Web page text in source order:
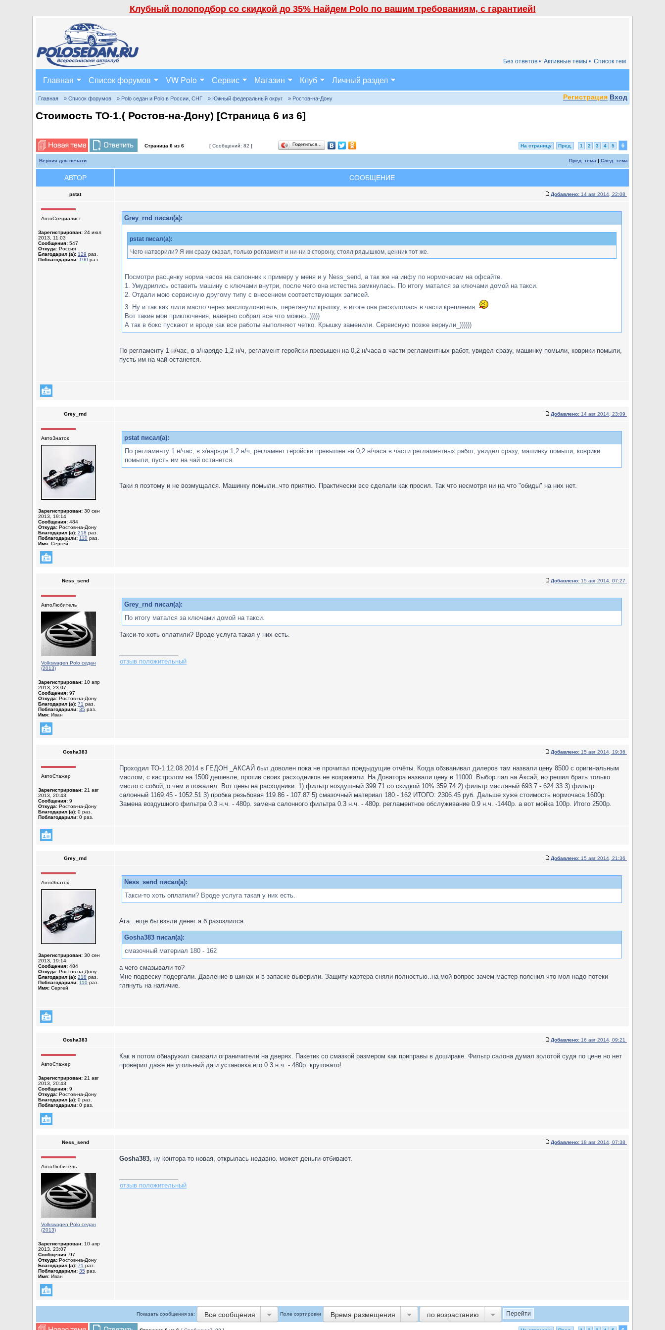
Клубный полоподбор со скидкой до 35% Найдем Polo по вашим требованиям, с гарантией!
Список тем
Активные темы •
Без ответов •
Главная Список форумов VW Polo Сервис Магазин Клуб Личный раздел
Регистрация Вход
Главная » Список форумов » Polo седан и Polo в России, СНГ » Южный федеральный округ » Ростов-на-Дону
Стоимость ТО-1.( Ростов-на-Дону) [Страница 6 из 6]
Страница 6 из 6 [ Сообщений: 82 ] Поделиться… На страницу Пред. 1 2 3 4 5 6
Версия для печати Пред. тема | След. тема
АВТОР СООБЩЕНИЕ
pstat Добавлено: 14 авг 2014, 22:08
АвтоСпециалист
Зарегистрирован: 24 июл
2013, 11:03
Сообщения: 547
Откуда: Россия
Благодарил (а): 129 раз.
Поблагодарили: 190 раз.
Grey_rnd писал(а):
pstat писал(а):
Чего натворили? Я им сразу сказал, только регламент и ни-ни в сторону, стоял рядышком, ценник тот же.
Посмотри расценку норма часов на салонник к примеру у меня и у Ness_send, а так же на инфу по нормочасам на офсайте.
1. Умудрились оставить машину с ключами внутри, после чего она истестна замкнулась. По итогу матался за ключами домой на такси.
2. Отдали мою сервисную другому типу с внесением соответствующих записей.
3. Ну и так как лили масло через маслоуловитель, перетянули крышку, в итоге она раскололась в части крепления.
Вот такие мои приключения, наверно собрал все что можно..)))))
А так в бокс пускают и вроде как все работы выполняют четко. Крышку заменили. Сервисную позже вернули_))))))
По регламенту 1 н/час, в з/наряде 1,2 н/ч, регламент геройски превышен на 0,2 н/часа в части регламентных работ, увидел сразу, машинку помыли, коврики помыли,
пусть им на чай останется.
Grey_rnd Добавлено: 14 авг 2014, 23:09
АвтоЗнаток
Зарегистрирован: 30 сен
2013, 19:14
Сообщения: 484
Откуда: Ростов-на-Дону
Благодарил (а): 218 раз.
Поблагодарили: 110 раз.
Имя: Сергей
pstat писал(а):
По регламенту 1 н/час, в з/наряде 1,2 н/ч, регламент геройски превышен на 0,2 н/часа в части регламентных работ, увидел сразу, машинку помыли, коврики
помыли, пусть им на чай останется.
Таки я поэтому и не возмущался. Машинку помыли..что приятно. Практически все сделали как просил. Так что несмотря ни на что "обиды" на них нет.
Ness_send Добавлено: 15 авг 2014, 07:27
АвтоЛюбитель
Volkswagen Polo седан
(2013)
Зарегистрирован: 10 апр
2013, 23:07
Сообщения: 97
Откуда: Ростов-на-Дону
Благодарил (а): 71 раз.
Поблагодарили: 35 раз.
Имя: Иван
Grey_rnd писал(а):
По итогу матался за ключами домой на такси.
Такси-то хоть оплатили? Вроде услуга такая у них есть.
отзыв положительный
Gosha383 Добавлено: 15 авг 2014, 19:36
АвтоСтажер
Зарегистрирован: 21 авг
2013, 20:43
Сообщения: 9
Откуда: Ростов-на-Дону
Благодарил (а): 0 раз.
Поблагодарили: 0 раз.
Проходил ТО-1 12.08.2014 в ГЕДОН _АКСАЙ был доволен пока не прочитал предыдущие отчёты. Когда обзванивал дилеров там назвали цену 8500 с оригинальным
маслом, с кастролом на 1500 дешевле, против своих расходников не возражали. На Доватора назвали цену в 11000. Выбор пал на Аксай, но решил брать только
масло с собой, о чём и пожалел. Вот цены на расходники: 1) фильтр воздушный 399.71 со скидкой 10% 359.74 2) фильтр масляный 693.7 - 624.33 3) фильтр
салонный 1169.45 - 1052.51 3) пробка резьбовая 119.86 - 107.87 5) смазочный материал 180 - 162 ИТОГО: 2306.45 руб. Дальше хуже стоимость нормочаса 1600р.
Замена воздушного фильтра 0.3 н.ч. - 480р. замена салонного фильтра 0.3 н.ч. - 480р. регламентное обслуживание 0.9 н.ч. -1440р. а вот мойка 100р. Итого 2500р.
Grey_rnd Добавлено: 15 авг 2014, 21:36
АвтоЗнаток
Зарегистрирован: 30 сен
2013, 19:14
Сообщения: 484
Откуда: Ростов-на-Дону
Благодарил (а): 218 раз.
Поблагодарили: 110 раз.
Имя: Сергей
Ness_send писал(а):
Такси-то хоть оплатили? Вроде услуга такая у них есть.
Ага...еще бы взяли денег я б разозлился...
Gosha383 писал(а):
смазочный материал 180 - 162
а чего смазывали то?
Мне подвеску подергали. Давление в шинах и в запаске выверили. Защиту картера сняли полностью..на мой вопрос зачем мастер пояснил что мол надо потеки
глянуть на наличие.
Gosha383 Добавлено: 16 авг 2014, 09:21
АвтоСтажер
Зарегистрирован: 21 авг
2013, 20:43
Сообщения: 9
Откуда: Ростов-на-Дону
Благодарил (а): 0 раз.
Поблагодарили: 0 раз.
Как я потом обнаружил смазали ограничители на дверях. Пакетик со смазкой размером как приправы в дошираке. Фильтр салона думал золотой судя по цене но нет
проверил даже не угольный да и установка его 0.3 н.ч. - 480р. крутовато!
Ness_send Добавлено: 18 авг 2014, 07:38
АвтоЛюбитель
Volkswagen Polo седан
(2013)
Зарегистрирован: 10 апр
2013, 23:07
Сообщения: 97
Откуда: Ростов-на-Дону
Благодарил (а): 71 раз.
Поблагодарили: 35 раз.
Имя: Иван
Gosha383, ну контора-то новая, открылась недавно. может деньги отбивают.
отзыв положительный
Показать сообщения за: Все сообщения Поле сортировки Время размещения по возрастанию